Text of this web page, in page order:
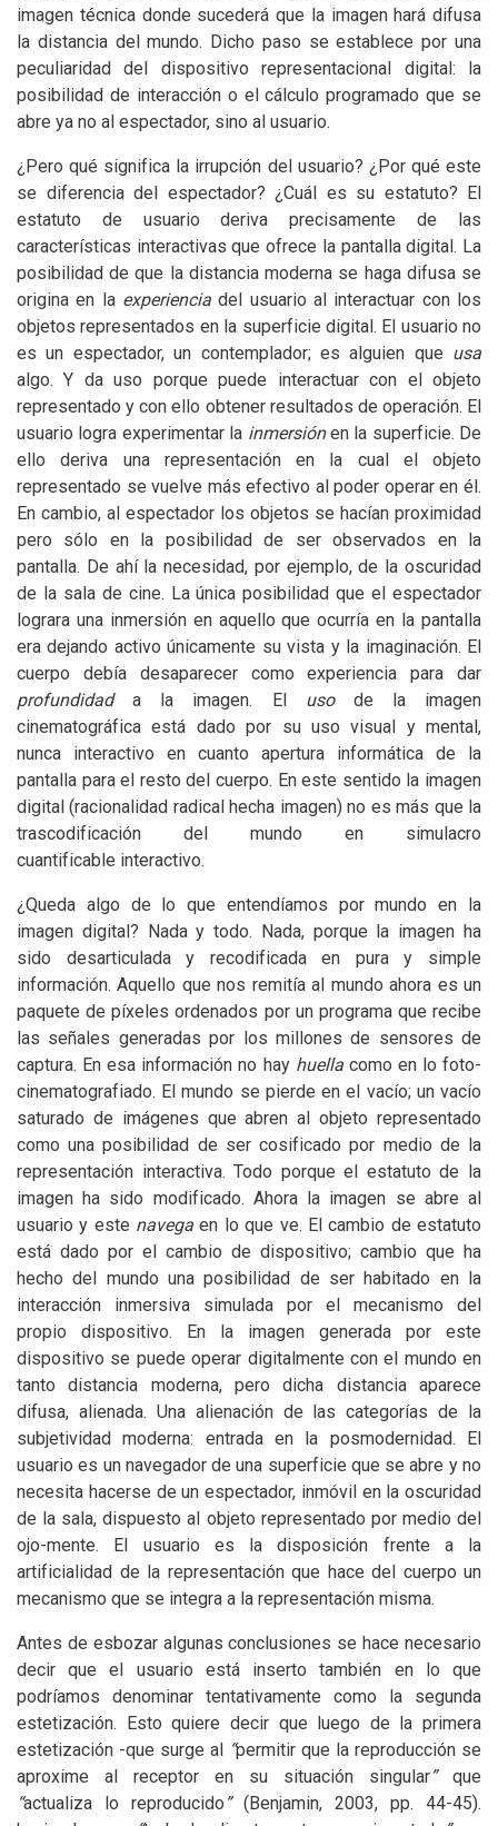
imagen técnica donde sucederá que la imagen hará difusa
la distancia del mundo. Dicho paso se establece por una
peculiaridad del dispositivo representacional digital: la
posibilidad de interacción o el cálculo programado que se
abre ya no al espectador, sino al usuario.
¿Pero qué significa la irrupción del usuario? ¿Por qué este
se diferencia del espectador? ¿Cuál es su estatuto? El
estatuto de usuario deriva precisamente de las
características interactivas que ofrece la pantalla digital. La
posibilidad de que la distancia moderna se haga difusa se
origina en la experiencia del usuario al interactuar con los
objetos representados en la superficie digital. El usuario no
es un espectador, un contemplador; es alguien que usa
algo. Y da uso porque puede interactuar con el objeto
representado y con ello obtener resultados de operación. El
usuario logra experimentar la inmersión en la superficie. De
ello deriva una representación en la cual el objeto
representado se vuelve más efectivo al poder operar en él.
En cambio, al espectador los objetos se hacían proximidad
pero sólo en la posibilidad de ser observados en la
pantalla. De ahí la necesidad, por ejemplo, de la oscuridad
de la sala de cine. La única posibilidad que el espectador
lograra una inmersión en aquello que ocurría en la pantalla
era dejando activo únicamente su vista y la imaginación. El
cuerpo debía desaparecer como experiencia para dar
profundidad
a la imagen. El uso
de la imagen
cinematográfica está dado por su uso visual y mental,
nunca interactivo en cuanto apertura informática de la
pantalla para el resto del cuerpo. En este sentido la imagen
digital (racionalidad radical hecha imagen) no es más que la
trascodificación del mundo en simulacro
cuantificable interactivo.
¿Queda algo de lo que entendíamos por mundo en la
imagen digital? Nada y todo. Nada, porque la imagen ha
sido desarticulada y recodificada en pura y simple
información. Aquello que nos remitía al mundo ahora es un
paquete de píxeles ordenados por un programa que recibe
las señales generadas por los millones de sensores de
captura. En esa información no hay huella como en lo foto-
cinematografiado. El mundo se pierde en el vacío; un vacío
saturado de imágenes que abren al objeto representado
como una posibilidad de ser cosificado por medio de la
representación interactiva. Todo porque el estatuto de la
imagen ha sido modificado. Ahora la imagen se abre al
usuario y este navega en lo que ve. El cambio de estatuto
está dado por el cambio de dispositivo; cambio que ha
hecho del mundo una posibilidad de ser habitado en la
interacción inmersiva simulada por el mecanismo del
propio dispositivo. En la imagen generada por este
dispositivo se puede operar digitalmente con el mundo en
tanto distancia moderna, pero dicha distancia aparece
difusa, alienada. Una alienación de las categorías de la
subjetividad moderna: entrada en la posmodernidad. El
usuario es un navegador de una superficie que se abre y no
necesita hacerse de un espectador, inmóvil en la oscuridad
de la sala, dispuesto al objeto representado por medio del
ojo-mente. El usuario es la disposición frente a la
artificialidad de la representación que hace del cuerpo un
mecanismo que se integra a la representación misma.
Antes de esbozar algunas conclusiones se hace necesario
decir que el usuario está inserto también en lo que
podríamos denominar tentativamente como la segunda
estetización. Esto quiere decir que luego de la primera
estetización -que surge al “permitir que la reproducción se
aproxime al receptor en su situación singular”
que
“actualiza lo reproducido ”(Benjamin, 2003, pp. 44-45).